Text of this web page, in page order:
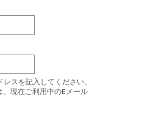
スを記入してください。
現在ご利用中のEメール